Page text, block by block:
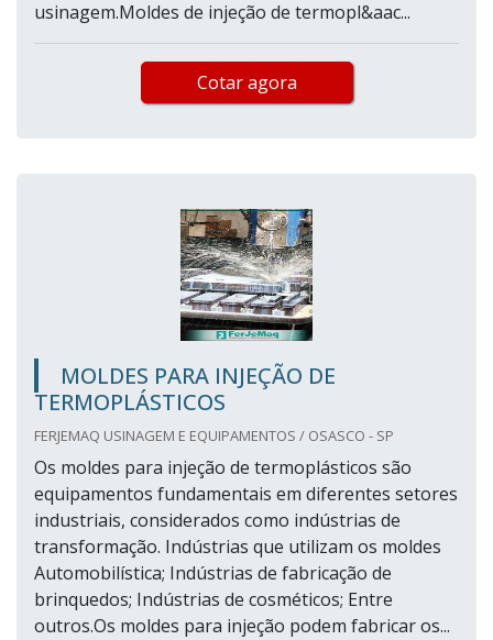
usinagem.Moldes de injeção de termopl&aac...
Cotar agora
MOLDES PARA INJEÇÃO DE
TERMOPLÁSTICOS
FERJEMAQ USINAGEM E EQUIPAMENTOS / OSASCO - SP
Os moldes para injeção de termoplásticos são
equipamentos fundamentais em diferentes setores
industriais, considerados como indústrias de
transformação. Indústrias que utilizam os moldes
Automobilística; Indústrias de fabricação de
brinquedos; Indústrias de cosméticos; Entre
outros.Os moldes para injeção podem fabricar os...